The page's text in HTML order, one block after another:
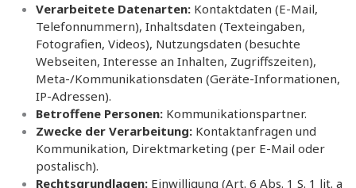
Verarbeitete Datenarten: Kontaktdaten (E-Mail,
Telefonnummern), Inhaltsdaten (Texteingaben,
Fotografien, Videos), Nutzungsdaten (besuchte
Webseiten, Interesse an Inhalten, Zugriffszeiten),
Meta-/Kommunikationsdaten (Geräte-Informationen,
IP-Adressen).
Betroffene Personen: Kommunikationspartner.
Zwecke der Verarbeitung: Kontaktanfragen und
Kommunikation, Direktmarketing (per E-Mail oder
postalisch).
Rechtsgrundlagen: Einwilligung (Art. 6 Abs. 1 S. 1 lit. a